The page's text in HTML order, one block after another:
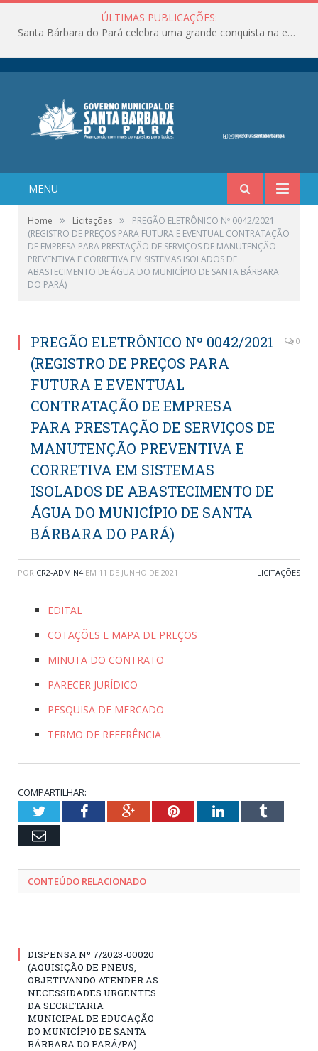
ÚLTIMAS PUBLICAÇÕES:
Santa Bárbara do Pará celebra uma grande conquista na educação!
MENU
Home » Licitações »
PREGÃO ELETRÔNICO Nº 0042/2021
(REGISTRO DE PREÇOS PARA FUTURA E EVENTUAL CONTRATAÇÃO
DE EMPRESA PARA PRESTAÇÃO DE SERVIÇOS DE MANUTENÇÃO
PREVENTIVA E CORRETIVA EM SISTEMAS ISOLADOS DE
ABASTECIMENTO DE ÁGUA DO MUNICÍPIO DE SANTA BÁRBARA
DO PARÁ)
PREGÃO ELETRÔNICO Nº 0042/2021
(REGISTRO DE PREÇOS PARA
FUTURA E EVENTUAL
CONTRATAÇÃO DE EMPRESA
PARA PRESTAÇÃO DE SERVIÇOS DE
MANUTENÇÃO PREVENTIVA E
CORRETIVA EM SISTEMAS
ISOLADOS DE ABASTECIMENTO DE
ÁGUA DO MUNICÍPIO DE SANTA
BÁRBARA DO PARÁ)
0
POR CR2-ADMIN4 EM 11 DE JUNHO DE 2021 LICITAÇÕES
EDITAL
COTAÇÕES E MAPA DE PREÇOS
MINUTA DO CONTRATO
PARECER JURÍDICO
PESQUISA DE MERCADO
TERMO DE REFERÊNCIA
COMPARTILHAR:
TwitterFacebookGoogle+PinterestLinkedInTumblr
Email
CONTEÚDO RELACIONADO
DISPENSA Nº 7/2023-00020
(AQUISIÇÃO DE PNEUS,
OBJETIVANDO ATENDER AS
NECESSIDADES URGENTES
DA SECRETARIA
MUNICIPAL DE EDUCAÇÃO
DO MUNICÍPIO DE SANTA
BÁRBARA DO PARÁ/PA)